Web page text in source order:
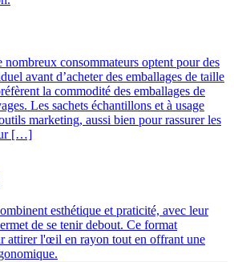
nombreux consommateurs optent pour des
avant d’acheter des emballages de taille
la commodité des emballages de
Les sachets échantillons et à usage
marketing, aussi bien pour rassurer les
[…]
esthétique et praticité, avec leur
de se tenir debout. Ce format
attirer l'œil en rayon tout en offrant une